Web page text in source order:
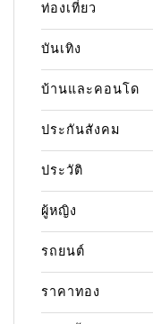
ท่องเที่ยว
บันเทิง
บ้านและคอนโด
ประกันสังคม
ประวัติ
ผู้หญิง
รถยนต์
ราคาทอง